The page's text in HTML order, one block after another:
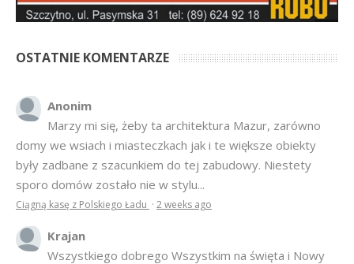
OSTATNIE KOMENTARZE
Anonim
Marzy mi się, żeby ta architektura Mazur, zarówno
domy we wsiach i miasteczkach jak i te większe obiekty
były zadbane z szacunkiem do tej zabudowy. Niestety
sporo domów zostało nie w stylu...
Ciągną kasę z Polskiego Ładu · 2 weeks ago
Krajan
Wszystkiego dobrego Wszystkim na święta i Nowy